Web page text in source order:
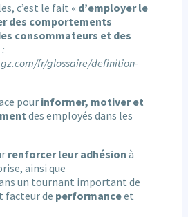
c’est le fait « d’employer le
des comportements
consommateurs et des
fr/glossaire/definition-
pour informer, motiver et
des employés dans les
renforcer leur adhésion à
ainsi que
un tournant important de
facteur de performanceet